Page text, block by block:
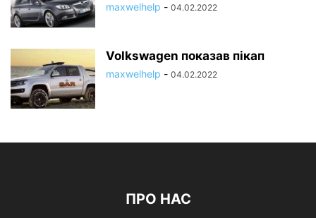
maxwelhelp - 04.02.2022
Volkswagen показав пікап
maxwelhelp - 04.02.2022
ПРО НАС